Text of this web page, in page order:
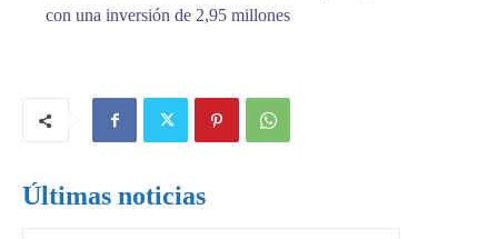
con una inversión de 2,95 millones
Últimas noticias